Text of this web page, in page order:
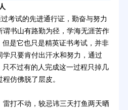
考试的先进通行证，勤奋与努力
书山有路勤为径，学海无涯苦作
是它也只是精英证书考试，并非
只要肯付出汗水和努力，通过
不过有的人完成这一过程只掉几
仿佛脱了层皮。
打不动，较忌讳三天打鱼两天晒